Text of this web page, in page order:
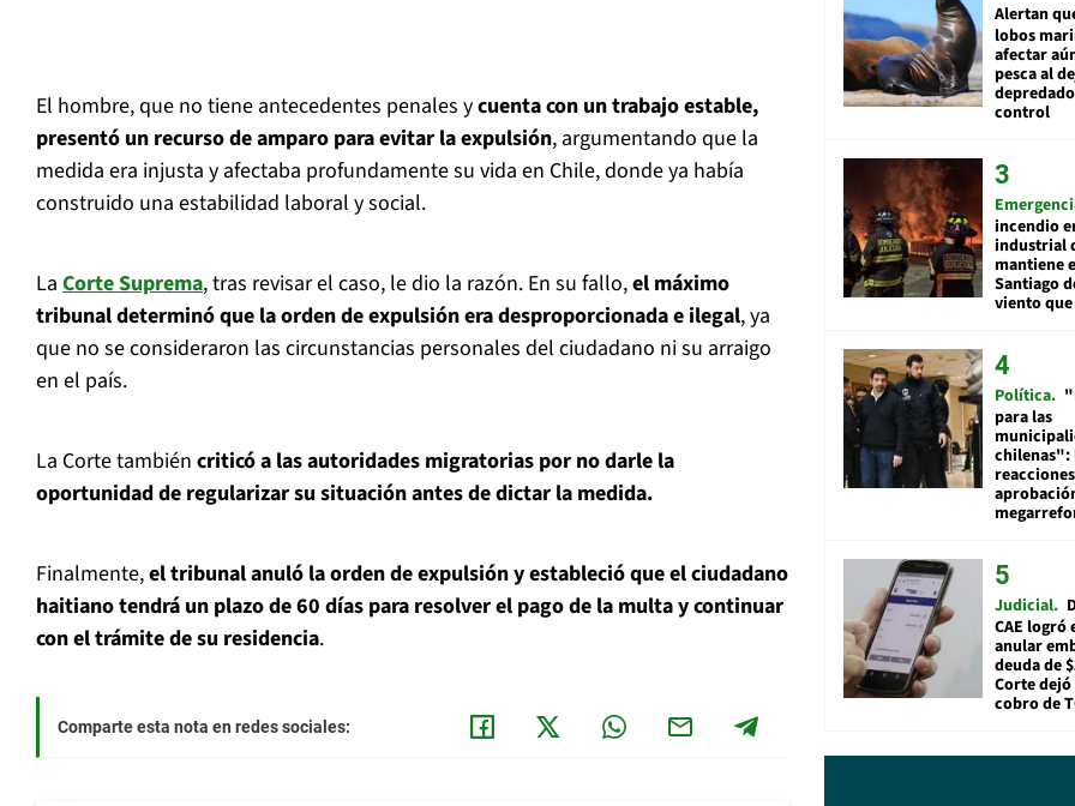
El hombre, que no tiene antecedentes penales ycuenta con un trabajo estable,
presentó un recurso de amparo para evitar la expulsión, argumentando que la
medida era injusta y afectaba profundamente su vida en Chile, donde ya había
construido una estabilidad laboral y social.
La Corte Suprema, tras revisar el caso, le dio la razón. En su fallo,el máximo
tribunal determinó que la orden de expulsión era desproporcionada e ilegal, ya
que no se consideraron las circunstancias personales del ciudadano ni su arraigo
en el país.
La Corte también criticó a las autoridades migratorias por no darle la
oportunidad de regularizar su situación antes de dictar la medida.
Finalmente,el tribunal anuló la orden de expulsión y estableció que el ciudadano
haitiano tendrá un plazo de 60 días para resolver el pago de la multa y continuar
con el trámite de su residencia.
Comparte esta nota en redes sociales:
Alertan
lobos
afectar
pesca al
control
incendio
industrial
mantiene
Santiago
viento que
Política
para las
chilenas":
Judicial
CAE logró
anular
deuda de
Corte
cobro de